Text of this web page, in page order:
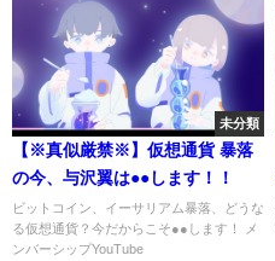
未分類
【※真似厳禁※】仮想通貨 暴落
の今、与沢翼は●●します！！
ビットコイン、イーサリアム暴落、どうな
る仮想通貨？今だからこそ●●します！ メ
ンバーシップYouTube